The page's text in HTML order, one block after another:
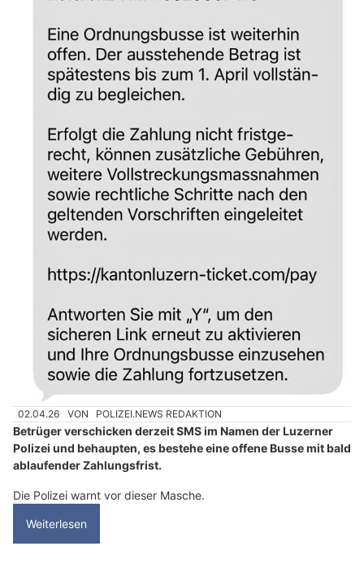
02.04.26 VON POLIZEI.NEWS REDAKTION
Betrüger verschicken derzeit SMS im Namen der Luzerner
Polizei und behaupten, es bestehe eine offene Busse mit bald
ablaufender Zahlungsfrist.
Die Polizei warnt vor dieser Masche.
Weiterlesen